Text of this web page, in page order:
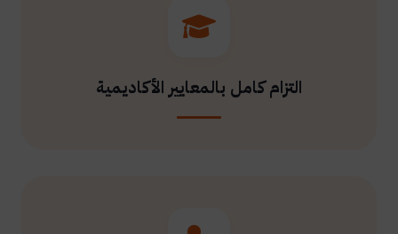
التزام كامل بالمعايير الأكاديمية